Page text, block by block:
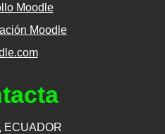
Moodle
Moodle
ECUADOR